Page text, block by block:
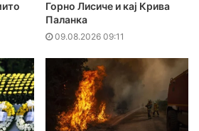
Горно Лисиче и кај Крива
Паланка
09.08.2026 09:11